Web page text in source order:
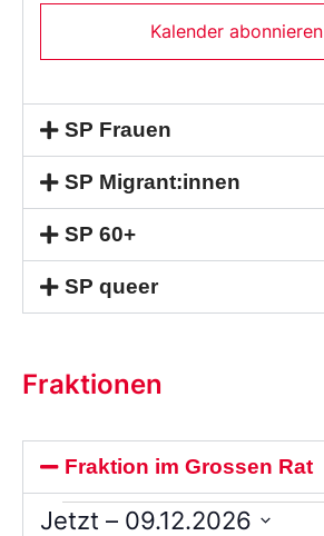
Kalender abonnieren
SP Frauen
SP Migrant:innen
SP 60+
SP queer
Fraktionen
Fraktion im Grossen Rat
Jetzt – 09.12.2026